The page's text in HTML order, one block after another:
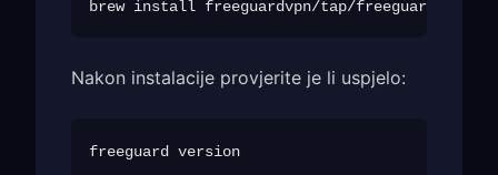
Nakon instalacije provjerite je li uspjelo: